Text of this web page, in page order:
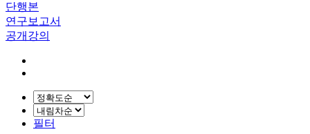
단행본
연구보고서
공개강의
필터